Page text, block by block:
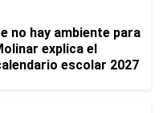
no hay ambiente para
explica el
escolar 2027